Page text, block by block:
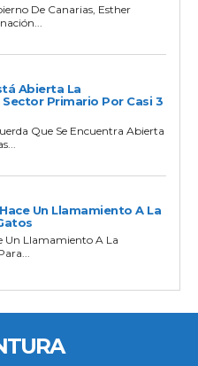
De Canarias, Esther
Abierta La
Primario Por Casi 3
Que Se Encuentra Abierta
Un Llamamiento A La
Un Llamamiento A La